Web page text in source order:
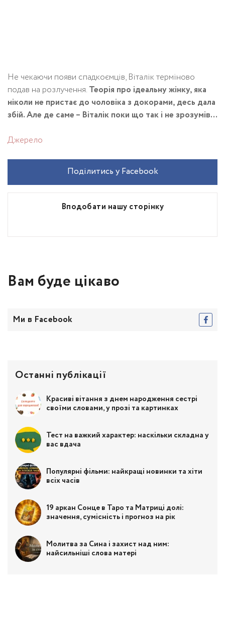
Не чекаючи появи спадкоємців, Віталік терміново
подав на розлучення. Теорія про ідеальну жінку, яка
ніколи не пристає до чоловіка з докорами, десь дала
збій. Але де саме – Віталік поки що так і не зрозумів…
Джерело
Вподобати нашу сторінку
Поділитись у Facebook
Вам буде цікаво
Ми в Facebook
Останні публікації
Красиві вітання з днем народження сестрі
своїми словами, у прозі та картинках
Тест на важкий характер: наскільки складна у
вас вдача
Популярні фільми: найкращі новинки та хіти
всіх часів
19 аркан Сонце в Таро та Матриці долі:
значення, сумісність і прогноз на рік
Молитва за Сина і захист над ним:
найсильніші слова матері